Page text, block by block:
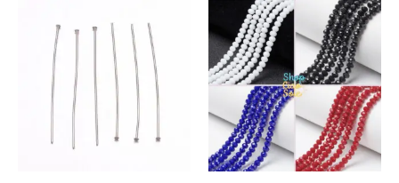
Este
producto
tiene
Las
opciones